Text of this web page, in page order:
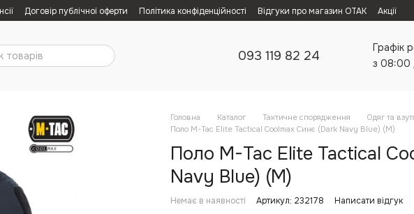
Договір публічної оферти Політика конфіденційності Відгуки про магазин ОТАК Акції
093 119 82 24
Графік
з 08:00
Головна Каталог Тактичне спорядження Одяг та
Поло M-Tac Elite Tactical Coolmax Синє (Dark Navy Blue) (M)
Поло M-Tac Elite Tactical
Navy Blue) (M)
Немає в наявності Артикул: 232178 Написати відгук